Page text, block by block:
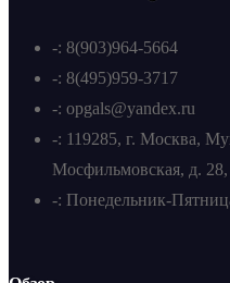
-: 8(903)964-5664
-: 8(495)959-3717
-: opgals@yandex.ru
-: 119285, г. Москва,
Мосфильмовская, д.
-: Понедельник-